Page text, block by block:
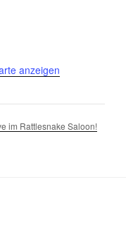
anzeigen
im Rattlesnake Saloon!